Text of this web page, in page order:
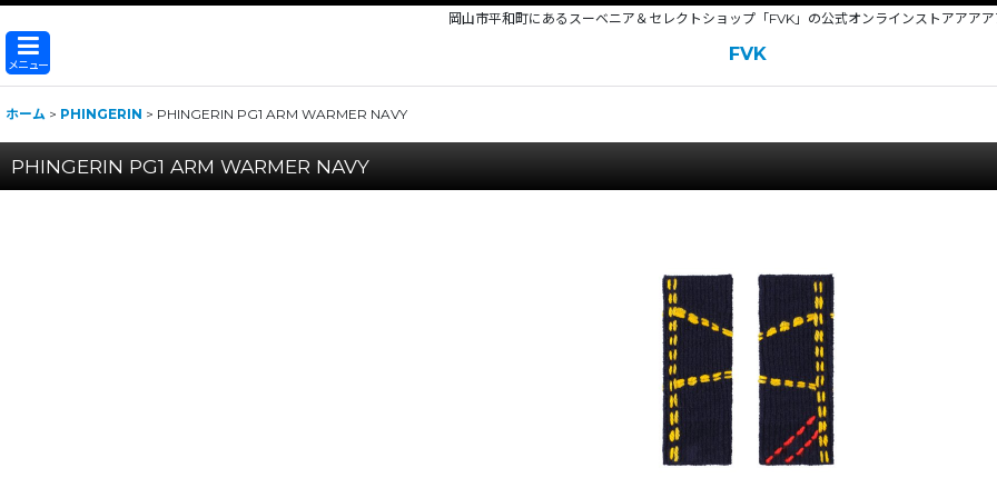
岡山市平和町にあるスーベニア＆セレクトショップ「FVK」の公式オンラインストアアア
メニュー
FVK
ホーム > PHINGERIN > PHINGERIN PG1 ARM WARMER NAVY
PHINGERIN PG1 ARM WARMER NAVY